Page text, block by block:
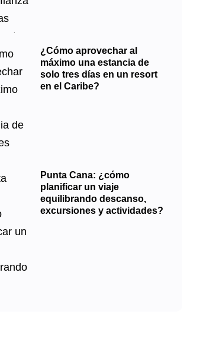
¿Cómo aprovechar al
máximo una estancia de
solo tres días en un resort
en el Caribe?
Punta Cana: ¿cómo
planificar un viaje
equilibrando descanso,
excursiones y actividades?